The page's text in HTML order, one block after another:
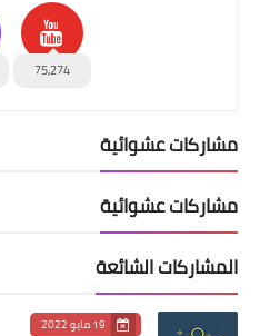
75,274
مشاركات عشوائية
مشاركات عشوائية
المشاركات الشائعة
19 مايو 2022